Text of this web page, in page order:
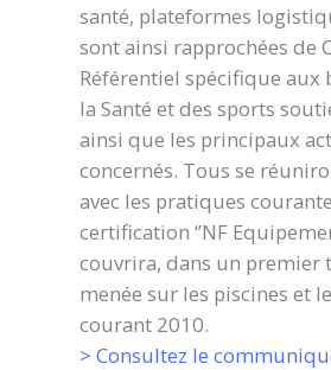
santé, plateformes
sont ainsi rapprochées de
Référentiel spécifique aux
la Santé et des sports
ainsi que les principaux
concernés. Tous se
avec les pratiques
certification ‘’NF
couvrira, dans un premier
menée sur les piscines et
courant 2010.
> Consultez le